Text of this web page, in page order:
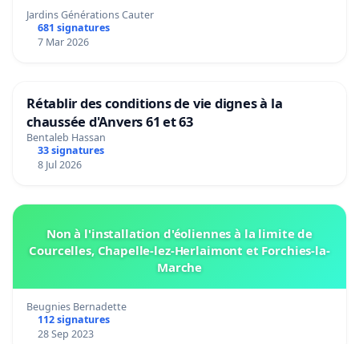
Jardins Générations Cauter
681 signatures
7 Mar 2026
Rétablir des conditions de vie dignes à la
chaussée d'Anvers 61 et 63
Bentaleb Hassan
33 signatures
8 Jul 2026
Non à l'installation d'éoliennes à la limite de
Courcelles, Chapelle-lez-Herlaimont et Forchies-la-
Marche
Beugnies Bernadette
112 signatures
28 Sep 2023